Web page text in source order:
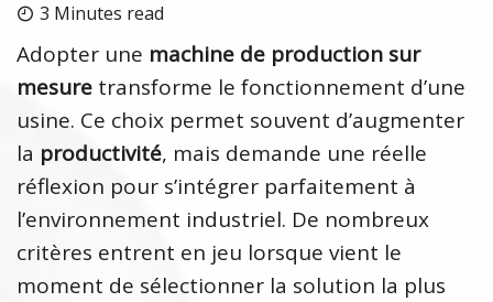
3 Minutes read
Adopter une machine de production sur
mesure transforme le fonctionnement d’une
usine. Ce choix permet souvent d’augmenter
la productivité, mais demande une réelle
réflexion pour s’intégrer parfaitement à
l’environnement industriel. De nombreux
critères entrent en jeu lorsque vient le
moment de sélectionner la solution la plus